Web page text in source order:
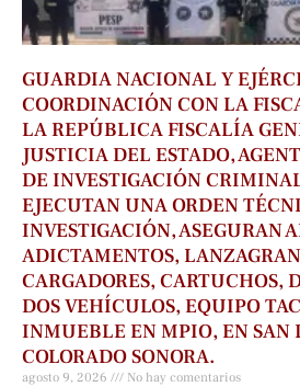
GUARDIA NACIONAL Y
COORDINACIÓN CON LA
LA REPÚBLICA FISCALÍA
JUSTICIA DEL ESTADO,
DE INVESTIGACIÓN
EJECUTAN UNA ORDEN
INVESTIGACIÓN, ASEGURAN
ADICTAMENTOS,
CARGADORES, CARTUCHOS,
DOS VEHÍCULOS, EQUIPO
INMUEBLE EN MPIO, EN SAN
COLORADO SONORA.
agosto 9, 2026 No hay comentarios